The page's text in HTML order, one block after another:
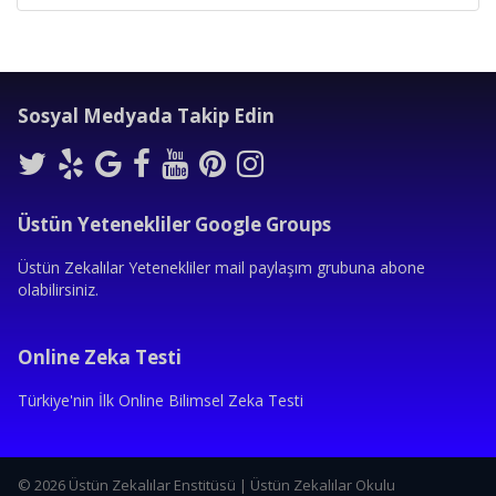
Sosyal Medyada Takip Edin
Üstün Yetenekliler Google Groups
Üstün Zekalılar Yetenekliler mail paylaşım grubuna abone
olabilirsiniz.
Online Zeka Testi
Türkiye'nin İlk Online Bilimsel Zeka Testi
© 2026 Üstün Zekalılar Enstitüsü | Üstün Zekalılar Okulu